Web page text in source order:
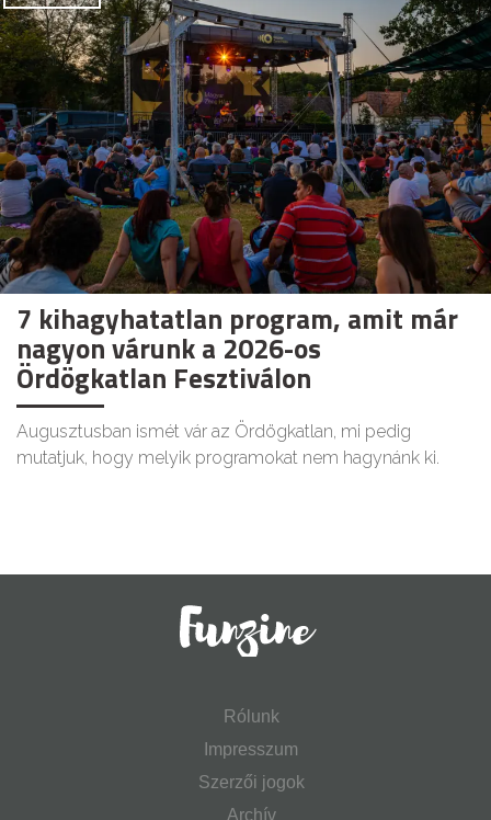
7 kihagyhatatlan program, amit már
nagyon várunk a 2026-os
Ördögkatlan Fesztiválon
Augusztusban ismét vár az Ördögkatlan, mi pedig
mutatjuk, hogy melyik programokat nem hagynánk ki.
Rólunk
Impresszum
Szerzői jogok
Archív